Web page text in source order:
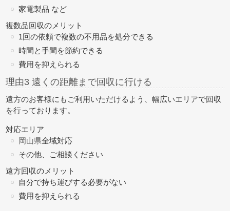
家電製品 など
複数品回収のメリット
1回の依頼で複数の不用品を処分できる
時間と手間を節約できる
費用を抑えられる
理由3 遠くの距離まで回収に行ける
遠方のお客様にもご利用いただけるよう、幅広いエリアで回収
を行っております。
対応エリア
岡山県全域対応
その他、ご相談ください
遠方回収のメリット
自分で持ち運びする必要がない
費用を抑えられる